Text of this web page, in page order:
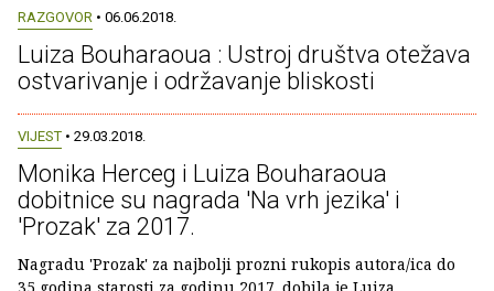
RAZGOVOR • 06.06.2018.
Luiza Bouharaoua : Ustroj društva otežava
ostvarivanje i održavanje bliskosti
VIJEST • 29.03.2018.
Monika Herceg i Luiza Bouharaoua
dobitnice su nagrada 'Na vrh jezika' i
'Prozak' za 2017.
Nagradu 'Prozak' za najbolji prozni rukopis autora/ica do